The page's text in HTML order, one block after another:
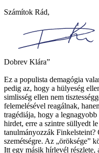
Számítok Rád,
Dobrev Klára”
Ez a populista demagógia
pedig az, hogy a hülyeség
simlisség ellen nem
felemelésével reagálnak,
tragédiája, hogy a
hirdet, erre a szintre süllyedt
tanulmányozzák Finkelsteint?
szemétségre. Az „öröksége”
Itt egy másik hírlevél részlete,